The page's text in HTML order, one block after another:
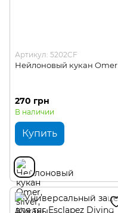
Артикул: 5202CF
Нейлоновый кукан Omer
270 грн
В наличии
Купить